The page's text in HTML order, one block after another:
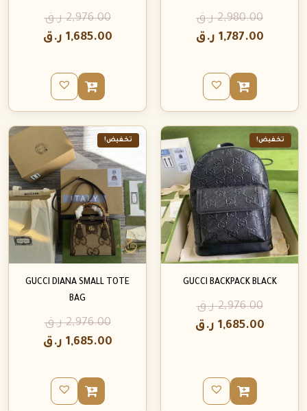
2,980.00 ر.ق
1,787.00 ر.ق
2,976.00 ر.ق
1,685.00 ر.ق
تخفيض!
GUCCI BACKPACK BLACK
2,976.00 ر.ق
1,685.00 ر.ق
تخفيض!
GUCCI DIANA SMALL TOTE
BAG
2,976.00 ر.ق
1,685.00 ر.ق